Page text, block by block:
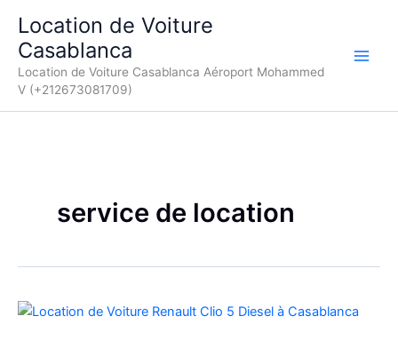
contenu
Location de Voiture
Casablanca
Location de Voiture Casablanca Aéroport Mohammed
V (+212673081709)
service de location